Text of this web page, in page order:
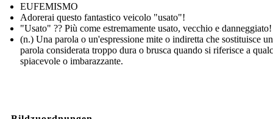
EUFEMISMO
Adorerai questo fantastico veicolo "usato"!
"Usato" ?? Più come estremamente usato, vecchio e danneggiato!
(n.) Una parola o un'espressione mite o indiretta che sostituisce
parola considerata troppo dura o brusca quando si riferisce a
spiacevole o imbarazzante.